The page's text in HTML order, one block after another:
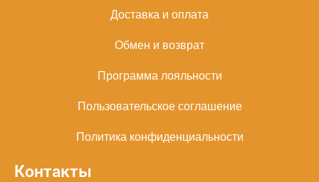
Доставка и оплата
Обмен и возврат
Программа лояльности
Пользовательское соглашение
Политика конфиденциальности
Контакты